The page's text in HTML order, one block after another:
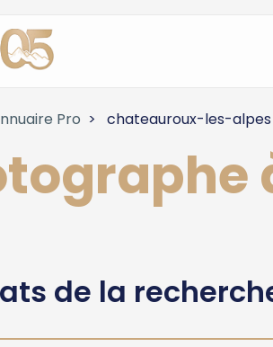
Pro chateauroux-les-alpes
à
de la